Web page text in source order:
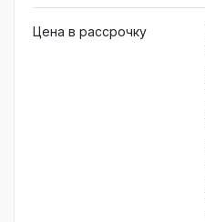
Цена в рассрочку